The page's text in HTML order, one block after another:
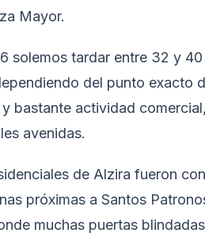
Mayor.
solemos tardar entre 32 y
del punto exacto
bastante actividad
avenidas.
de Alzira fueron
próximas a Santos
muchas puertas